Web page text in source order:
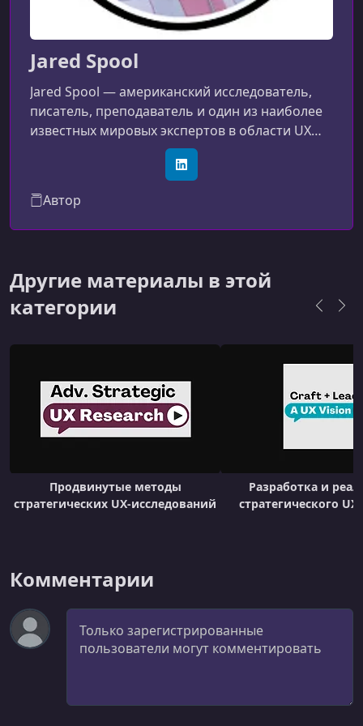
Jared Spool
Jared Spool — американский исследователь,
писатель, преподаватель и один из наиболее
известных мировых экспертов в области UX
(User Experience), юзабилити и дизайна
цифровых продуктов. Он считается одним из
практику UX-дизайна.Чем известен Jared
SpoolПрежде всего не как автор множества
компаний;один из самых востребованных
международн
LinkedIn
Автор
Другие материалы в этой
категории
Продвинутые методы
стратегических UX-исследований
Разработка и
стратегического
Комментарии
Комментарий